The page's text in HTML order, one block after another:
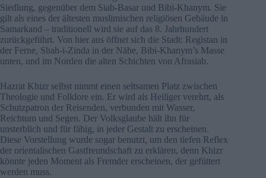
Siedlung, gegenüber dem Siab-Basar und Bibi-Khanym. Sie
gilt als eines der ältesten muslimischen religiösen Gebäude in
Samarkand – traditionell wird sie auf das 8. Jahrhundert
zurückgeführt. Von hier aus öffnet sich die Stadt: Registan in
der Ferne, Shah-i-Zinda in der Nähe, Bibi-Khanym’s Masse
unten, und im Norden die alten Schichten von Afrasiab.
Hazrat Khizr selbst nimmt einen seltsamen Platz zwischen
Theologie und Folklore ein. Er wird als Heiliger verehrt, als
Schutzpatron der Reisenden, verbunden mit Wasser,
Reichtum und Segen. Der Volksglaube hält ihn für
unsterblich und für fähig, in jeder Gestalt zu erscheinen.
Diese Vorstellung wurde sogar benutzt, um den tiefen Reflex
der orientalischen Gastfreundschaft zu erklären, denn Khizr
könnte jeden Moment als Fremder erscheinen, der gefüttert
werden muss.